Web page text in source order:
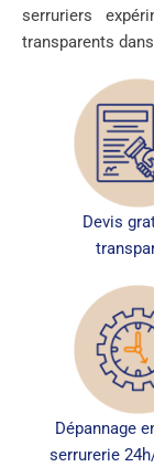
serruriers
transparents
Devis
Dépannage
serrurerie